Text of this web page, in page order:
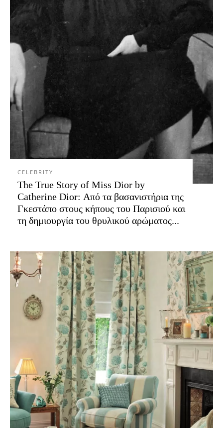
CELEBRITY
The True Story of Miss Dior by
Catherine Dior: Από τα βασανιστήρια της
Γκεστάπο στους κήπους του Παρισιού και
τη δημιουργία του θρυλικού αρώματος...